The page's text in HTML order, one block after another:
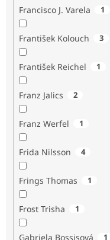
Francisco J. Varela 1
František Kolouch 3
František Reichel 1
Franz Jalics 2
Franz Werfel 1
Frida Nilsson 4
Frings Thomas 1
Frost Trisha 1
Gabriela Bossisová 1